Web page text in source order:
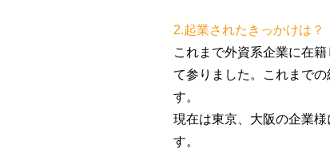
2.起業されたきっかけは？
これまで外資系企業に在
て参りました。これまで
す。
現在は東京、大阪の企業
す。